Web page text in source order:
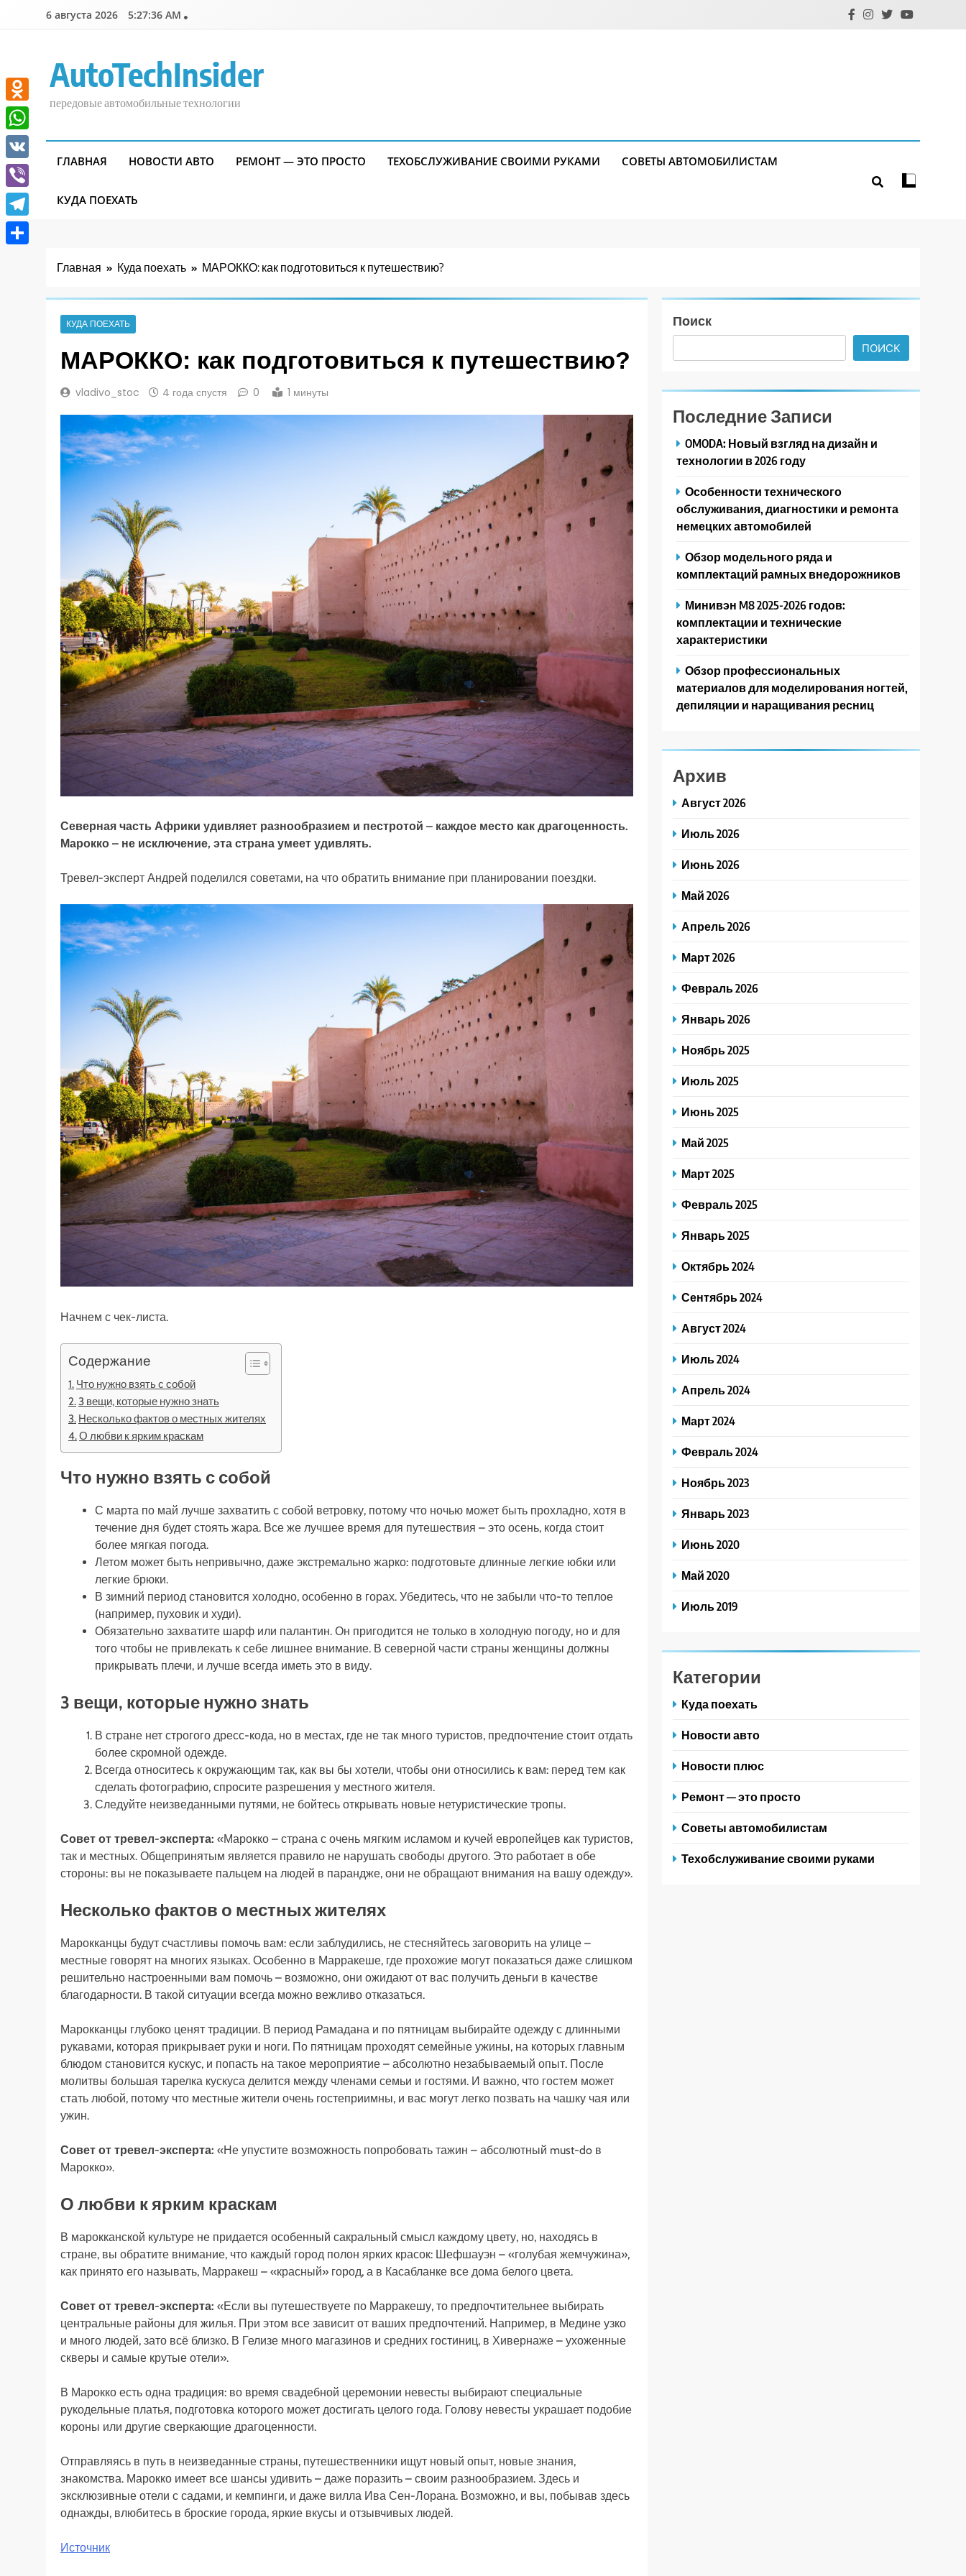
6 августа 2026 5:27:38 AM
AutoTechInsider
передовые автомобильные технологии
ГЛАВНАЯ НОВОСТИ АВТО РЕМОНТ — ЭТО ПРОСТО ТЕХОБСЛУЖИВАНИЕ СВОИМИ РУКАМИ СОВЕТЫ АВТОМОБИЛИСТАМ
КУДА ПОЕХАТЬ
Главная Куда поехать МАРОККО: как подготовиться к путешествию?
КУДА ПОЕХАТЬ
МАРОККО: как подготовиться к путешествию?
vladivo_stoc 4 года спустя 0 1 минуты
Северная часть Африки удивляет разнообразием и пестротой – каждое место как драгоценность.
Марокко – не исключение, эта страна умеет удивлять.
Тревел-эксперт Андрей поделился советами, на что обратить внимание при планировании поездки.
Начнем с чек-листа.
Содержание
Что нужно взять с собой
3 вещи, которые нужно знать
Несколько фактов о местных жителях
О любви к ярким краскам
Что нужно взять с собой
С марта по май лучше захватить с собой ветровку, потому что ночью может быть прохладно, хотя в
течение дня будет стоять жара. Все же лучшее время для путешествия – это осень, когда стоит
более мягкая погода.
Летом может быть непривычно, даже экстремально жарко: подготовьте длинные легкие юбки или
легкие брюки.
В зимний период становится холодно, особенно в горах. Убедитесь, что не забыли что-то теплое
(например, пуховик и худи).
Обязательно захватите шарф или палантин. Он пригодится не только в холодную погоду, но и для
того чтобы не привлекать к себе лишнее внимание. В северной части страны женщины должны
прикрывать плечи, и лучше всегда иметь это в виду.
3 вещи, которые нужно знать
В стране нет строгого дресс-кода, но в местах, где не так много туристов, предпочтение стоит отдать
более скромной одежде.
Всегда относитесь к окружающим так, как вы бы хотели, чтобы они относились к вам: перед тем как
сделать фотографию, спросите разрешения у местного жителя.
Следуйте неизведанными путями, не бойтесь открывать новые нетуристические тропы.
Совет от тревел-эксперта: «Марокко – страна с очень мягким исламом и кучей европейцев как туристов,
так и местных. Общепринятым является правило не нарушать свободы другого. Это работает в обе
стороны: вы не показываете пальцем на людей в парандже, они не обращают внимания на вашу одежду».
Несколько фактов о местных жителях
Марокканцы будут счастливы помочь вам: если заблудились, не стесняйтесь заговорить на улице –
местные говорят на многих языках. Особенно в Марракеше, где прохожие могут показаться даже слишком
решительно настроенными вам помочь – возможно, они ожидают от вас получить деньги в качестве
благодарности. В такой ситуации всегда можно вежливо отказаться.
Марокканцы глубоко ценят традиции. В период Рамадана и по пятницам выбирайте одежду с длинными
рукавами, которая прикрывает руки и ноги. По пятницам проходят семейные ужины, на которых главным
блюдом становится кускус, и попасть на такое мероприятие – абсолютно незабываемый опыт. После
молитвы большая тарелка кускуса делится между членами семьи и гостями. И важно, что гостем может
стать любой, потому что местные жители очень гостеприимны, и вас могут легко позвать на чашку чая или
ужин.
Совет от тревел-эксперта: «Не упустите возможность попробовать тажин – абсолютный must-do в
Марокко».
О любви к ярким краскам
В марокканской культуре не придается особенный сакральный смысл каждому цвету, но, находясь в
стране, вы обратите внимание, что каждый город полон ярких красок: Шефшауэн – «голубая жемчужина»,
как принято его называть, Марракеш – «красный» город, а в Касабланке все дома белого цвета.
Совет от тревел-эксперта: «Если вы путешествуете по Марракешу, то предпочтительнее выбирать
центральные районы для жилья. При этом все зависит от ваших предпочтений. Например, в Медине узко
и много людей, зато всё близко. В Гелизе много магазинов и средних гостиниц, в Хивернаже – ухоженные
скверы и самые крутые отели».
В Марокко есть одна традиция: во время свадебной церемонии невесты выбирают специальные
рукодельные платья, подготовка которого может достигать целого года. Голову невесты украшает подобие
короны или другие сверкающие драгоценности.
Отправляясь в путь в неизведанные страны, путешественники ищут новый опыт, новые знания,
знакомства. Марокко имеет все шансы удивить – даже поразить – своим разнообразием. Здесь и
эксклюзивные отели с садами, и кемпинги, и даже вилла Ива Сен-Лорана. Возможно, и вы, побывав здесь
однажды, влюбитесь в броские города, яркие вкусы и отзывчивых людей.
Источник
Поиск
ПОИСК
Последние Записи
OMODA: Новый взгляд на дизайн и
технологии в 2026 году
Особенности технического
обслуживания, диагностики и ремонта
немецких автомобилей
Обзор модельного ряда и
комплектаций рамных внедорожников
Минивэн M8 2025-2026 годов:
комплектации и технические
характеристики
Обзор профессиональных
материалов для моделирования ногтей,
депиляции и наращивания ресниц
Архив
Август 2026
Июль 2026
Июнь 2026
Май 2026
Апрель 2026
Март 2026
Февраль 2026
Январь 2026
Ноябрь 2025
Июль 2025
Июнь 2025
Май 2025
Март 2025
Февраль 2025
Январь 2025
Октябрь 2024
Сентябрь 2024
Август 2024
Июль 2024
Апрель 2024
Март 2024
Февраль 2024
Ноябрь 2023
Январь 2023
Июнь 2020
Май 2020
Июль 2019
Категории
Куда поехать
Новости авто
Новости плюс
Ремонт — это просто
Советы автомобилистам
Техобслуживание своими руками
Odnoklassniki
WhatsApp
VK
Viber
Telegram